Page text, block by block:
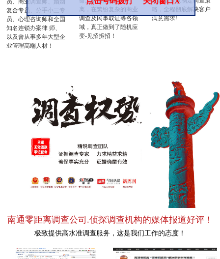
员、商业调查师、婚姻
复合专员、分手小三专
员、心理咨询师和全国
知名连锁办案律 师、
以及曾从事多年大型企
业管理高端人材！
离，在繁纷复杂的商业
调查及民事取证等各领
域，真正做到了随机应
变-见招拆招！
略，全程彻底解决客户
满意需求!
南通零距离调查公司.侦探调查机构的媒体报道好评！
极致提供高水准调查服务，这是我们工作的态度！